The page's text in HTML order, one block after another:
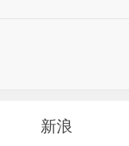
新浪